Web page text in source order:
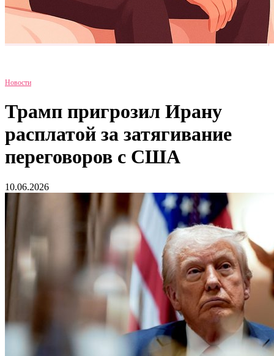
Новости
Трамп пригрозил Ирану
расплатой за затягивание
переговоров с США
10.06.2026